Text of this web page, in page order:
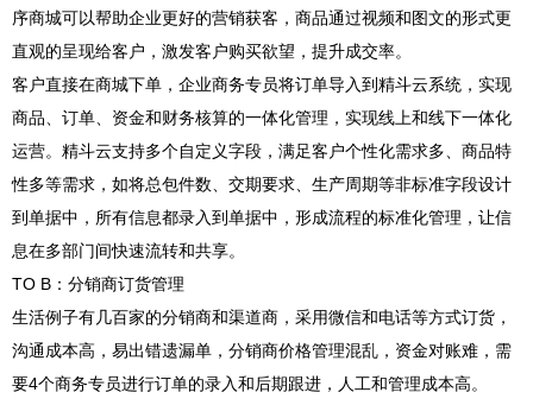
序商城可以帮助企业更好的营销获客，商品通过视频和图文的形式更
直观的呈现给客户，激发客户购买欲望，提升成交率。
客户直接在商城下单，企业商务专员将订单导入到精斗云系统，实现
商品、订单、资金和财务核算的一体化管理，实现线上和线下一体化
运营。精斗云支持多个自定义字段，满足客户个性化需求多、商品特
性多等需求，如将总包件数、交期要求、生产周期等非标准字段设计
到单据中，所有信息都录入到单据中，形成流程的标准化管理，让信
息在多部门间快速流转和共享。
TO B：分销商订货管理
生活例子有几百家的分销商和渠道商，采用微信和电话等方式订货，
沟通成本高，易出错遗漏单，分销商价格管理混乱，资金对账难，需
要4个商务专员进行订单的录入和后期跟进，人工和管理成本高。